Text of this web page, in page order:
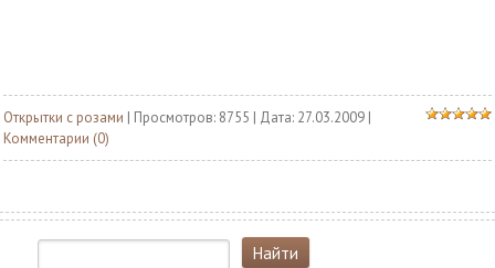
Открытки с розами | Просмотров: 8755 | Дата: 27.03.2009 |
Комментарии (0)